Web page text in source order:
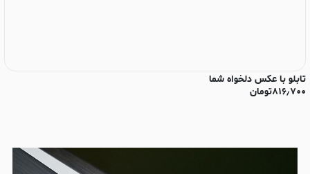
تابلو با عکس دلخواه شما
۸۱۶٫۷۰۰تومان